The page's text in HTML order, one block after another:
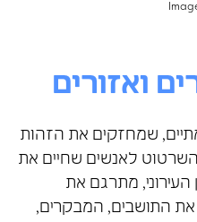
ואזורים
שמחזקים את הזהות
השרטוט לאנשים שחיים את
העירוני, מתרגם את
את התושבים, המבקרים,